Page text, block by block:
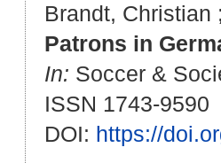
Brandt, Christian
Patrons in
In: Soccer &
ISSN 1743-9590
DOI: https://